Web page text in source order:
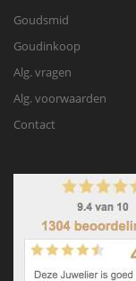
Goudsmid
Goudinkoop
Alg. vragen
Alg. voorwaarden
Contact